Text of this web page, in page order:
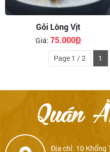
Gỏi Lòng Vịt
Giá:75.000Đ
Page 1 / 2 1
Quán
Địa chỉ: 10 Khổng